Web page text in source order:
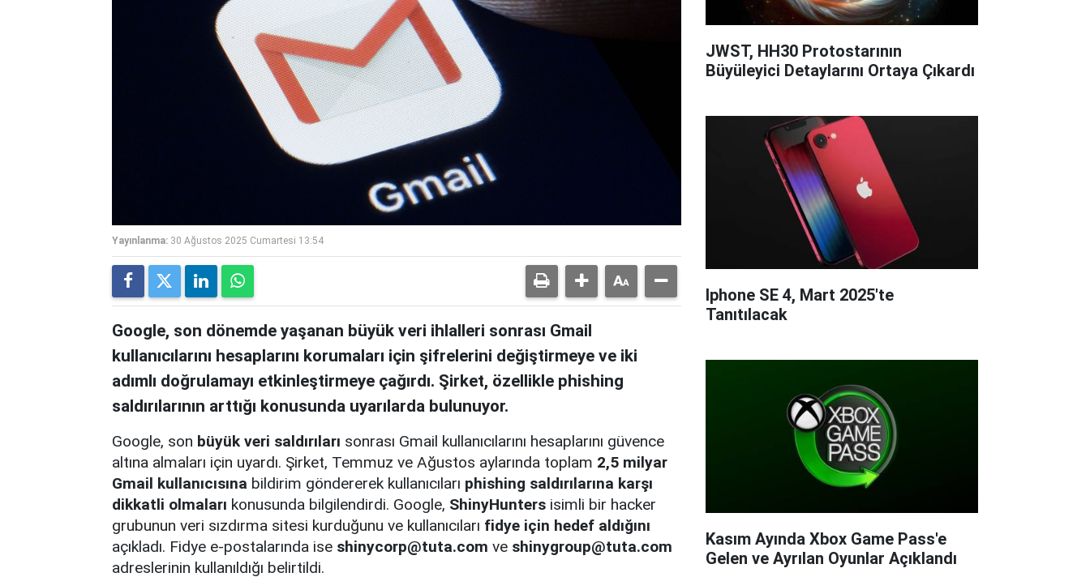
Yayınlanma: 30 Ağustos 2025 Cumartesi 13:54
Google, son dönemde yaşanan büyük veri ihlalleri sonrası Gmail
kullanıcılarını hesaplarını korumaları için şifrelerini değiştirmeye ve iki
adımlı doğrulamayı etkinleştirmeye çağırdı. Şirket, özellikle phishing
saldırılarının arttığı konusunda uyarılarda bulunuyor.
Google, son büyük veri saldırıları sonrası Gmail kullanıcılarını hesaplarını güvence
altına almaları için uyardı. Şirket, Temmuz ve Ağustos aylarında toplam 2,5 milyar
Gmail kullanıcısına bildirim göndererek kullanıcıları phishing saldırılarına karşı
dikkatli olmaları konusunda bilgilendirdi. Google, ShinyHunters isimli bir hacker
grubunun veri sızdırma sitesi kurduğunu ve kullanıcıları fidye için hedef aldığını
açıkladı. Fidye e-postalarında ise shinycorp@tuta.com ve shinygroup@tuta.com
adreslerinin kullanıldığı belirtildi.
JWST, HH30 Protostarının
Büyüleyici Detaylarını Ortaya Çıkardı
Iphone SE 4, Mart 2025'te
Tanıtılacak
Kasım Ayında Xbox Game Pass'e
Gelen ve Ayrılan Oyunlar Açıklandı